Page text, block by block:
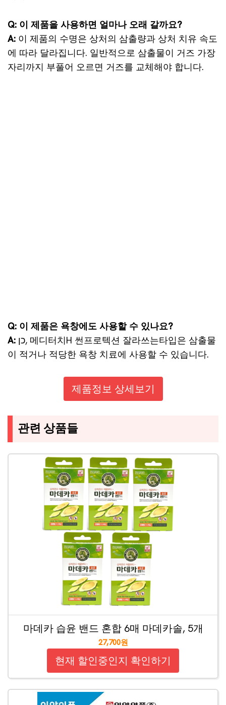
Q: 이 제품을 사용하면 얼마나 오래 갈까요?
A: 이 제품의 수명은 상처의 삼출량과 상처 치유 속도
에 따라 달라집니다. 일반적으로 삼출물이 거즈 가장
자리까지 부풀어 오르면 거즈를 교체해야 합니다.
Q: 이 제품은 욕창에도 사용할 수 있나요?
A:
이 적거나 적당한 욕창 치료에 사용할 수 있습니다.
제품정보 상세보기
관련 상품들
마데카 습윤 밴드 혼합 6매 마데카솔, 5개
27,700원
현재 할인중인지 확인하기